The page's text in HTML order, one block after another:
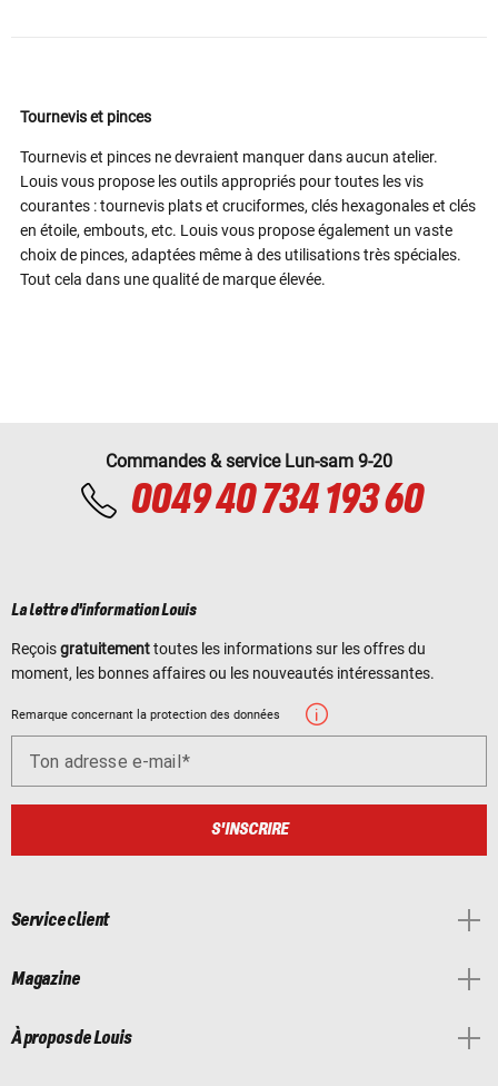
Tournevis et pinces
Tournevis et pinces ne devraient manquer dans aucun atelier.
Louis vous propose les outils appropriés pour toutes les vis
courantes : tournevis plats et cruciformes, clés hexagonales et clés
en étoile, embouts, etc. Louis vous propose également un vaste
choix de pinces, adaptées même à des utilisations très spéciales.
Tout cela dans une qualité de marque élevée.
Commandes & service Lun-sam 9-20
0049 40 734 193 60
La lettre d'information Louis
Reçoisgratuitementtoutes les informations sur les offres du
moment, les bonnes affaires ou les nouveautés intéressantes.
Remarque concernant la protection des données
Ton adresse e-mail
S'INSCRIRE
Service client
Magazine
À propos de Louis